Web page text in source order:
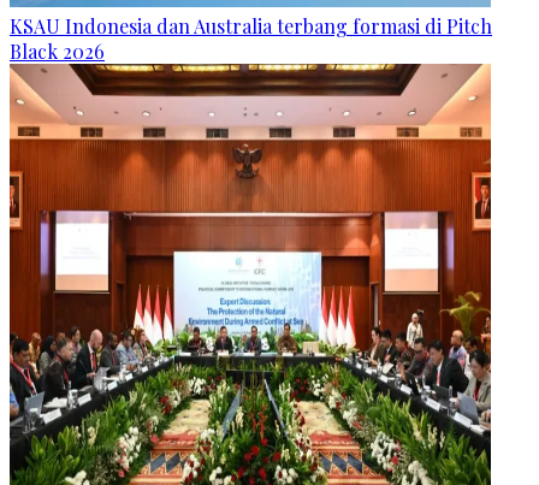
KSAU Indonesia dan Australia terbang formasi di Pitch
Black 2026